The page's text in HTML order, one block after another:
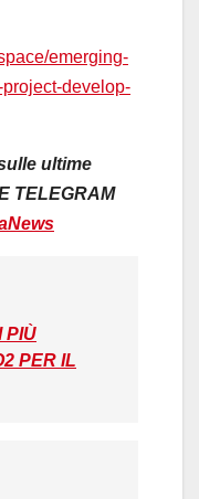
emerging-
develop-
ultime
TELEGRAM
PIÙ
PER IL